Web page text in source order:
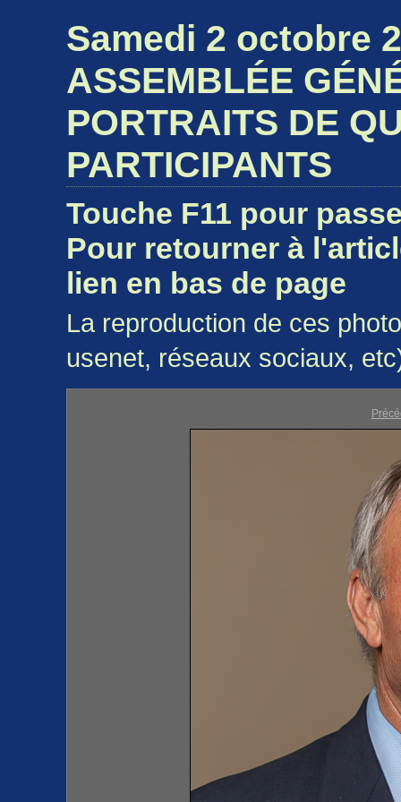
Samedi 2 octobre
ASSEMBLÉE
PORTRAITS DE
PARTICIPANTS
Touche F11 pour
Pour retourner à
lien en bas de page
La reproduction de ces
usenet, réseaux sociaux,